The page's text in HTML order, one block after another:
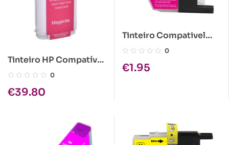
Tinteiro HP Compatível
727 Magenta (B3P20A)
0
€39.80
Tinteiro Compativel
Brother LC1280 XL
0
€1.95